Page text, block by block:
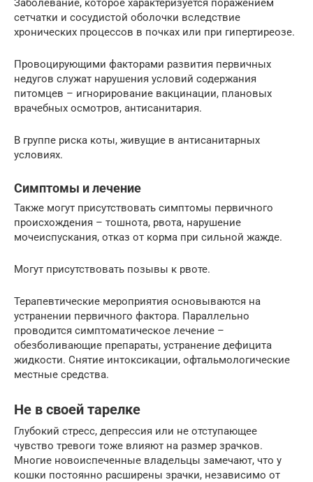
Заболевание, которое характеризуется поражением
сетчатки и сосудистой оболочки вследствие
хронических процессов в почках или при гипертиреозе.
Провоцирующими факторами развития первичных
недугов служат нарушения условий содержания
питомцев – игнорирование вакцинации, плановых
врачебных осмотров, антисанитария.
В группе риска коты, живущие в антисанитарных
условиях.
Симптомы и лечение
Также могут присутствовать симптомы первичного
происхождения – тошнота, рвота, нарушение
мочеиспускания, отказ от корма при сильной жажде.
Могут присутствовать позывы к рвоте.
Терапевтические мероприятия основываются на
устранении первичного фактора. Параллельно
проводится симптоматическое лечение –
обезболивающие препараты, устранение дефицита
жидкости. Снятие интоксикации, офтальмологические
местные средства.
Не в своей тарелке
Глубокий стресс, депрессия или не отступающее
чувство тревоги тоже влияют на размер зрачков.
Многие новоиспеченные владельцы замечают, что у
кошки постоянно расширены зрачки, независимо от